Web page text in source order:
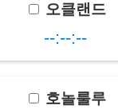
오클랜드
--:--:--
호놀룰루